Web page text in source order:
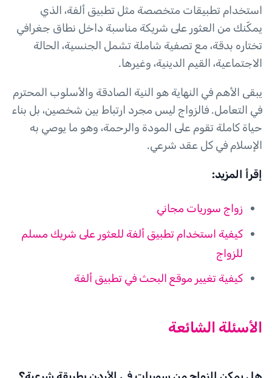
استخدام تطبيقات متخصصة مثل تطبيق ألفة، الذي
يمكّنك من العثور على شريكة مناسبة داخل نطاق جغرافي
تختاره بدقة، مع تصفية شاملة تشمل الجنسية، الحالة
الاجتماعية، القيم الدينية، وغيرها.
يبقى الأهم في النهاية هو النية الصادقة والأسلوب المحترم
في التعامل. فالزواج ليس مجرد ارتباط بين شخصين، بل بناء
حياة كاملة تقوم على المودة والرحمة، وهو ما يوصي به
الإسلام في كل عقد شرعي.
إقرأ المزيد:
زواج سوريات مجاني
كيفية استخدام تطبيق ألفة للعثور على شريك مسلم
للزواج
كيفية تغيير موقع البحث في تطبيق ألفة
الأسئلة الشائعة